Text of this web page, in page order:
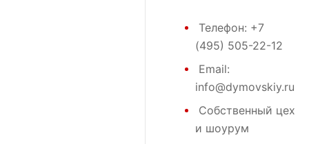
Телефон: +7
(495) 505-22-12
Email:
info@dymovskiy.ru
Собственный цех
и шоурум